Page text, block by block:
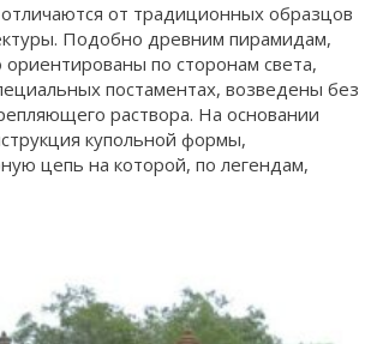
от традиционных образцов
Подобно древним пирамидам,
по сторонам света,
постаментах, возведены без
раствора. На основании
купольной формы,
цепь на которой, по легендам,